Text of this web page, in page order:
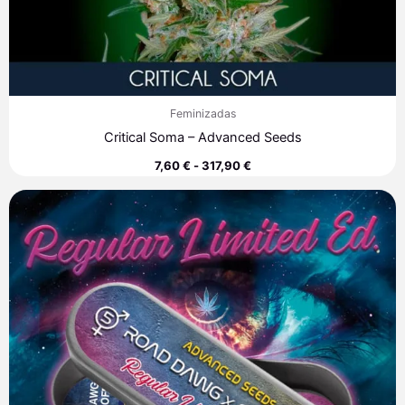
Feminizadas
Critical Soma – Advanced Seeds
7,60€ - 317,90€